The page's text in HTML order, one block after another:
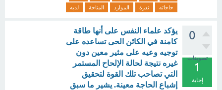
حاجاته
ندرة الموارد المتاحة لديه
0
تصويتات
1
إجابة
يؤكد علماء النفس على أنها طاقة
كامنة في الكائن الحى تساعده على
توجيه وعيه على مثير معين دون
غيره نتيجة لحالة الإلحاح المستمر
التي تصاحب تلك القوة لتحقيق
إشباع الحاجة معينة. يشير ما سبق